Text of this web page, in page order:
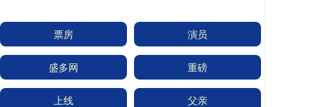
票房 演员
盛多网 重磅
上线 父亲